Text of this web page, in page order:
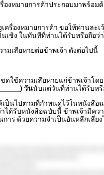
องหมายการค้าประกอบมาพร้อม
ครื่องหมายการค้า ขอให้ท่านละเ
เชิง ในทันทีที่ท่านได้รับหรือถือ
มเสียหายต่อข้าพเจ้า ดังต่อไปนี้
ดใช้ความเสียหายแก่ข้าพเจ้าโด
วันนับแต่วันที่ท่านได้รับห
เป็นไปตามที่กำหนดไว้ในหนังสือ
ด้รับหนังสือฉบับนี้ ข้าพเจ้ามีควา
าร ด้วยความจำเป็นอันหลีกเลี่ย